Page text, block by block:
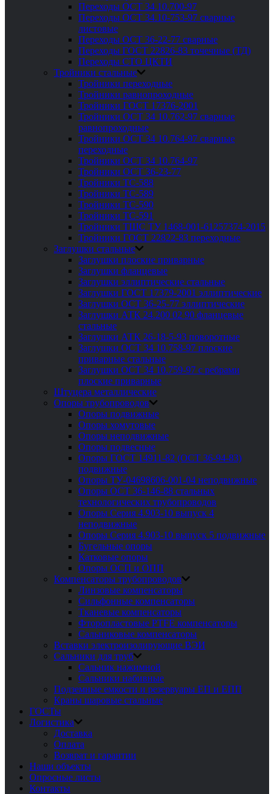
Переходы ОСТ 34.10.700-97
Переходы ОСТ 34.10-753-97 сварные
листовые
Переходы ОСТ 36-22-77 сварные
Переходы ГОСТ 22826-83 точечные (ТД)
Переходы СТО ЦКТИ
Тройники стальные
Тройники переходные
Тройники равнопроходные
Тройники ГОСТ 17376-2001
Тройники ОСТ 34 10.762-97 сварные
равнопроходные
Тройники ОСТ 34 10.764-97 сварные
переходные
Тройники ОСТ 34 10.764-97
Тройники ОСТ 36-23-77
Тройники ТС-588
Тройники ТС-589
Тройники ТС-590
Тройники ТС-591
Тройники ТШС ТУ 1468-001-61257374-2015
Тройники ГОСТ 22822-83 переходные
Заглушки стальные
Заглушки плоские приварные
Заглушки фланцевые
Заглушки эллиптические стальные
Заглушки ГОСТ 17379-2001 эллиптические
Заглушки ОСТ 36-25-77 эллиптические
Заглушки АТК 24.200 02 90 фланцевые
стальные
Заглушки АТК 26-18-5-93 поворотные
Заглушки ОСТ 34 10.758-97 плоские
приварные стальные
Заглушки ОСТ 34 10.759-97 с ребрами
плоские приварные
Штуцера металлические
Опоры трубопроводов
Опоры подвижные
Опоры хомутовые
Опоры неподвижные
Опоры подвесные
Опоры ГОСТ 14911-82 (ОСТ 36-94-83)
подвижные
Опоры ТУ-04698606-001-04 неподвижные
Опоры ОСТ 36-146-88 стальных
технологических трубопроводов
Опоры Серия 4.903-10 выпуск 4
неподвижные
Опоры Серия 4.903-10 выпуск 5 подвижные
Бугельные опоры
Катковые опоры
Опоры ОСП и ОПП
Компенсаторы трубопроводов
Линзовые компенсаторы
Сильфонные компенсаторы
Тканевые компенсаторы
Фторопластовые PTFE компенсаторы
Сальниковые компенсаторы
Вставки электроизолирующие ВЭИ
Сальники для труб
Сальник нажимной
Сальники набивные
Подземные емкости и резервуары ЕП и ЕПП
Краны шаровые стальные
ГОСТы
Логистика
Доставка
Оплата
Возврат и гарантии
Наши объекты
Опросные листы
Контакты